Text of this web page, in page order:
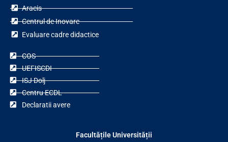
Aracis
Centrul de Inovare
Evaluare cadre didactice
COS
UEFISCDI
ISJ Dolj
Centru ECDL
Declaratii avere
Facultățile Universității